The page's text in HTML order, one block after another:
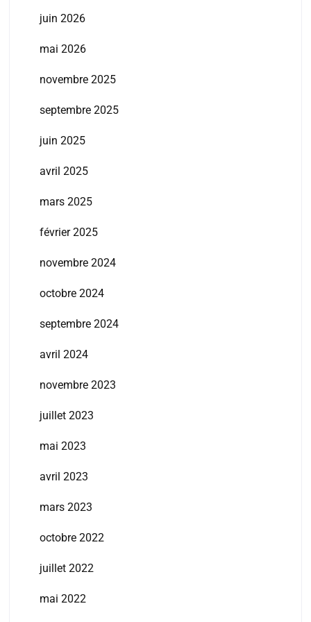
juin 2026
mai 2026
novembre 2025
septembre 2025
juin 2025
avril 2025
mars 2025
février 2025
novembre 2024
octobre 2024
septembre 2024
avril 2024
novembre 2023
juillet 2023
mai 2023
avril 2023
mars 2023
octobre 2022
juillet 2022
mai 2022